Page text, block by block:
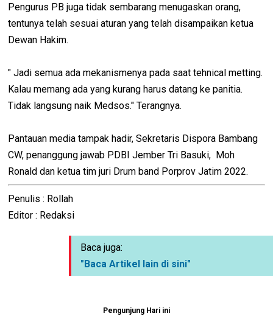
Pengurus PB juga tidak sembarang menugaskan orang,
tentunya telah sesuai aturan yang telah disampaikan ketua
Dewan Hakim.
" Jadi semua ada mekanismenya pada saat tehnical metting.
Kalau memang ada yang kurang harus datang ke panitia.
Tidak langsung naik Medsos." Terangnya.
Pantauan media tampak hadir, Sekretaris Dispora Bambang
CW, penanggung jawab PDBI Jember Tri Basuki, Moh
Ronald dan ketua tim juri Drum band Porprov Jatim 2022.
Penulis : Rollah
Editor : Redaksi
Baca juga:
"Baca Artikel lain di sini"
Pengunjung Hari ini